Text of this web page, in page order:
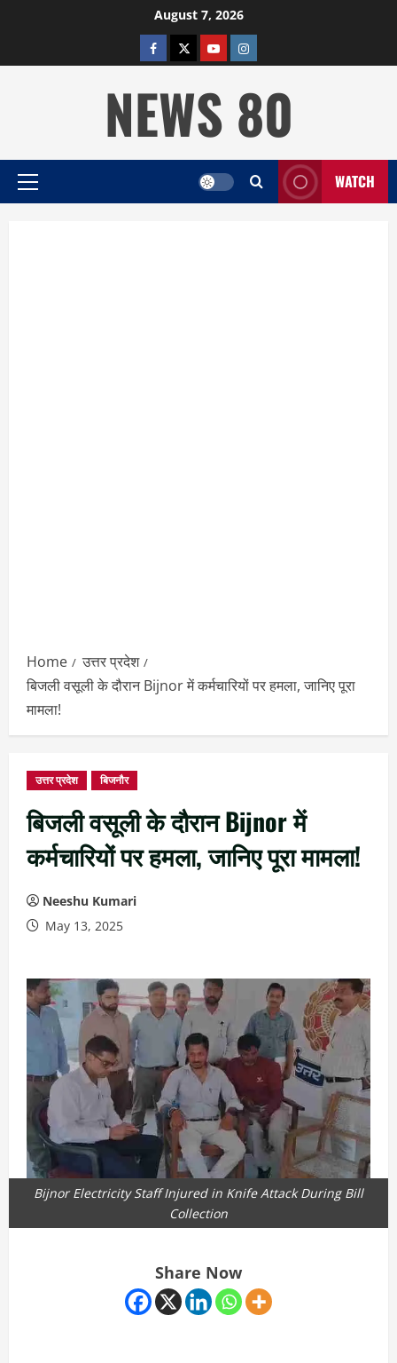
August 7, 2026
facebooktwitterYOUTUBE
instagram
NEWS 80
Primary
WATCH
Home
उत्तर प्रदेश
बिजली वसूली के दौरान Bijnor में कर्मचारियों पर हमला, जानिए पूरा
मामला!
उत्तर प्रदेश बिजनौर
बिजली वसूली के दौरान Bijnor में
कर्मचारियों पर हमला, जानिए पूरा मामला!
Neeshu Kumari
May 13, 2025
Bijnor Electricity Staff Injured in Knife Attack During Bill
Collection
Share Now